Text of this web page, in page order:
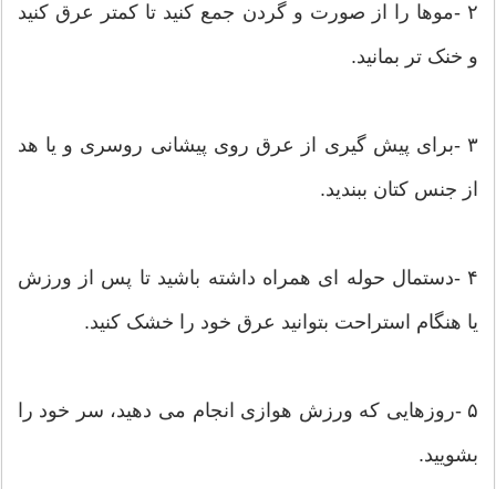
۲ -موها را از صورت و گردن جمع کنید تا کمتر عرق کنید
و خنک تر بمانید.
۳ -برای پیش گیری از عرق روی پیشانی روسری و یا هد
از جنس کتان ببندید.
۴ -دستمال حوله ای همراه داشته باشید تا پس از ورزش
یا هنگام استراحت بتوانید عرق خود را خشک کنید.
۵ -روزهایی که ورزش هوازی انجام می دهید، سر خود را
بشویید.